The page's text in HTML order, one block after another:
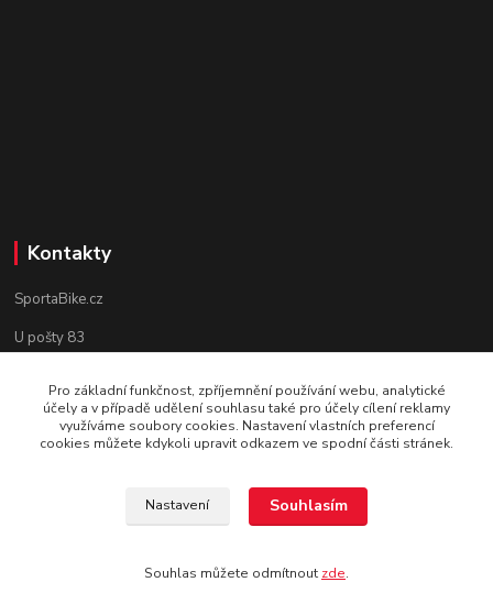
Kontakty
SportaBike.cz
U pošty 83
tel.: +420 736 274 612
e-mail: info@sportabike.cz
Vytvořeno systémem www.eshop-rychle.cz
Pro základní funkčnost, zpříjemnění používání webu, analytické
účely a v případě udělení souhlasu také pro účely cílení reklamy
využíváme soubory cookies. Nastavení vlastních preferencí
cookies můžete kdykoli upravit odkazem ve spodní části stránek.
Nastavení Souhlasím
Souhlas můžete odmítnout zde.